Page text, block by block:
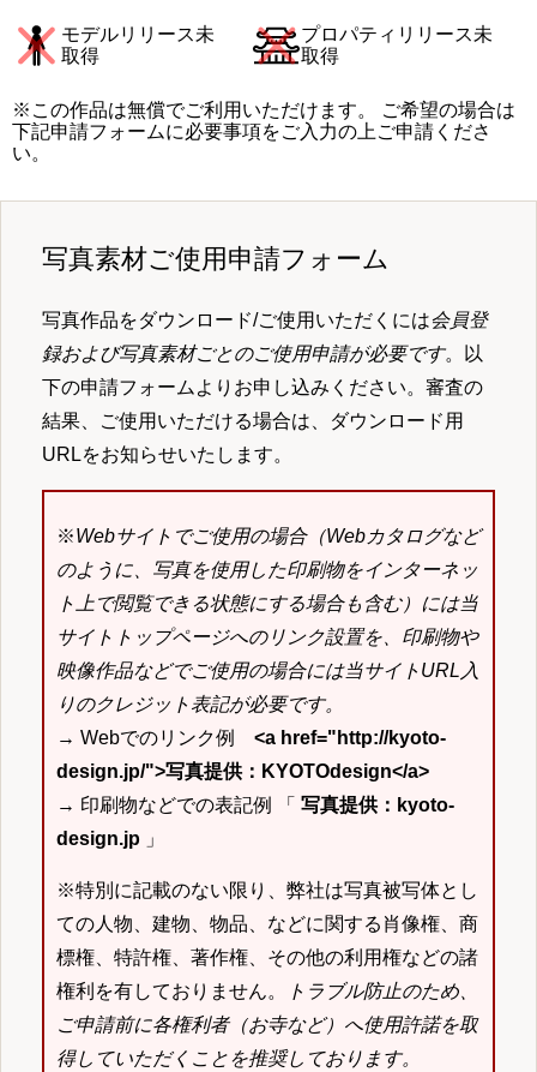
モデルリリース未
取得
プロパティリリース未
取得
※この作品は無償でご利用いただけます。 ご希望の場合は
下記申請フォームに必要事項をご入力の上ご申請くださ
い。
写真素材ご使用申請フォーム
写真作品をダウンロード/ご使用いただくには会員登
録および写真素材ごとのご使用申請が必要です。以
下の申請フォームよりお申し込みください。審査の
結果、ご使用いただける場合は、ダウンロード用
URLをお知らせいたします。
※Webサイトでご使用の場合（Webカタログなど
のように、写真を使用した印刷物をインターネッ
ト上で閲覧できる状態にする場合も含む）には当
サイトトップページへのリンク設置を、印刷物や
映像作品などでご使用の場合には当サイトURL入
りのクレジット表記が必要です。
→ Webでのリンク例 <a href="http://kyoto-
design.jp/">写真提供：KYOTOdesign</a>
→ 印刷物などでの表記例 「 写真提供：kyoto-
design.jp 」
※特別に記載のない限り、弊社は写真被写体とし
ての人物、建物、物品、などに関する肖像権、商
標権、特許権、著作権、その他の利用権などの諸
権利を有しておりません。
トラブル防止のため、
ご申請前に各権利者（お寺など）へ使用許諾を取
得していただくことを推奨しております。